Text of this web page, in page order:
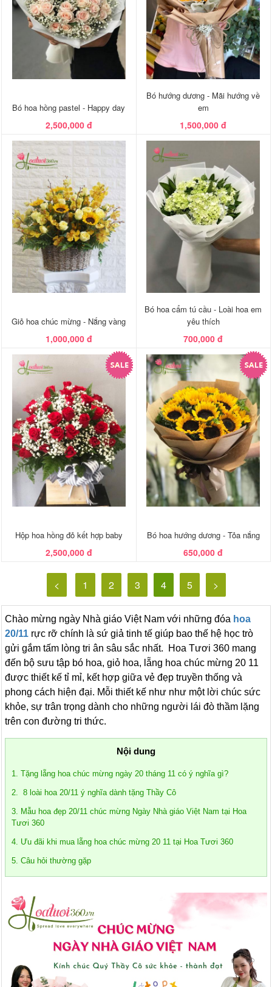
Bó hoa hồng pastel - Happy day
2,500,000 đ
Bó hướng dương - Mãi hướng về
em
1,500,000 đ
Giỏ hoa chúc mừng - Nắng vàng
1,000,000 đ
Bó hoa cẩm tú cầu - Loài hoa em
yêu thích
700,000 đ
Hộp hoa hồng đỏ kết hợp baby
2,500,000 đ
Bó hoa hướng dương - Tỏa nắng
650,000 đ
< 1 2 3 4 5 >
Chào mừng ngày Nhà giáo Việt Nam với những đóa hoa
20/11 rực rỡ chính là sứ giả tinh tế giúp bao thế hệ học trò
gửi gắm tấm lòng tri ân sâu sắc nhất. Hoa Tươi 360 mang
đến bộ sưu tập bó hoa, giỏ hoa, lẵng hoa chúc mừng 20 11
được thiết kế tỉ mỉ, kết hợp giữa vẻ đẹp truyền thống và
phong cách hiện đại. Mỗi thiết kế như như một lời chúc sức
khỏe, sự trân trọng dành cho những người lái đò thầm lặng
trên con đường tri thức.
Nội dung
1. Tặng lẵng hoa chúc mừng ngày 20 tháng 11 có ý nghĩa gì?
2. 8 loài hoa 20/11 ý nghĩa dành tặng Thầy Cô
3. Mẫu hoa đẹp 20/11 chúc mừng Ngày Nhà giáo Việt Nam tại Hoa
Tươi 360
4. Ưu đãi khi mua lẵng hoa chúc mừng 20 11 tại Hoa Tươi 360
5. Câu hỏi thường gặp